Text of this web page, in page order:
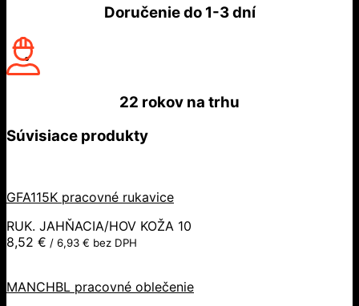
Doručenie do1-3 dní
22 rokov na trhu
Súvisiace produkty
GFA115K pracovné rukavice
RUK. JAHŇACIA/HOV KOŽA 10
8,52 € / 6,93 € bez DPH
MANCHBL pracovné oblečenie